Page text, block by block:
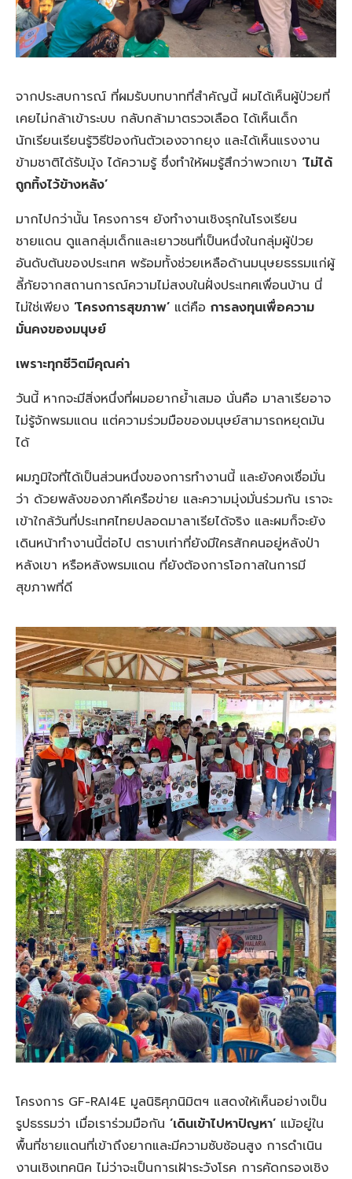
จากประสบการณ์ ที่ผมรับบทบาทที่สำคัญนี้ ผมได้เห็นผู้ป่วยที่
เคยไม่กล้าเข้าระบบ กลับกล้ามาตรวจเลือด ได้เห็นเด็ก
นักเรียนเรียนรู้วิธีป้องกันตัวเองจากยุง และได้เห็นแรงงาน
ข้ามชาติได้รับมุ้ง ได้ความรู้ ซึ่งทำให้ผมรู้สึกว่าพวกเขา ‘ไม่ได้
ถูกทิ้งไว้ข้างหลัง’
มากไปกว่านั้น โครงการฯ ยังทำงานเชิงรุกในโรงเรียน
ชายแดน ดูแลกลุ่มเด็กและเยาวชนที่เป็นหนึ่งในกลุ่มผู้ป่วย
อันดับต้นของประเทศ พร้อมทั้งช่วยเหลือด้านมนุษยธรรมแก่ผู้
ลี้ภัยจากสถานการณ์ความไม่สงบในฝั่งประเทศเพื่อนบ้าน นี่
ไม่ใช่เพียง ‘โครงการสุขภาพ’ แต่คือ การลงทุนเพื่อความ
มั่นคงของมนุษย์
เพราะทุกชีวิตมีคุณค่า
วันนี้ หากจะมีสิ่งหนึ่งที่ผมอยากย้ำเสมอ นั่นคือ มาลาเรียอาจ
ไม่รู้จักพรมแดน แต่ความร่วมมือของมนุษย์สามารถหยุดมัน
ได้
ผมภูมิใจที่ได้เป็นส่วนหนึ่งของการทำงานนี้ และยังคงเชื่อมั่น
ว่า ด้วยพลังของภาคีเครือข่าย และความมุ่งมั่นร่วมกัน เราจะ
เข้าใกล้วันที่ประเทศไทยปลอดมาลาเรียได้จริง และผมก็จะยัง
เดินหน้าทำงานนี้ต่อไป ตราบเท่าที่ยังมีใครสักคนอยู่หลังป่า
หลังเขา หรือหลังพรมแดน ที่ยังต้องการโอกาสในการมี
สุขภาพที่ดี
โครงการ GF-RAI4E มูลนิธิศุภนิมิตฯ แสดงให้เห็นอย่างเป็น
รูปธรรมว่า เมื่อเราร่วมมือกัน ‘เดินเข้าไปหาปัญหา’ แม้อยู่ใน
พื้นที่ชายแดนที่เข้าถึงยากและมีความซับซ้อนสูง การดำเนิน
งานเชิงเทคนิค ไม่ว่าจะเป็นการเฝ้าระวังโรค การคัดกรองเชิง